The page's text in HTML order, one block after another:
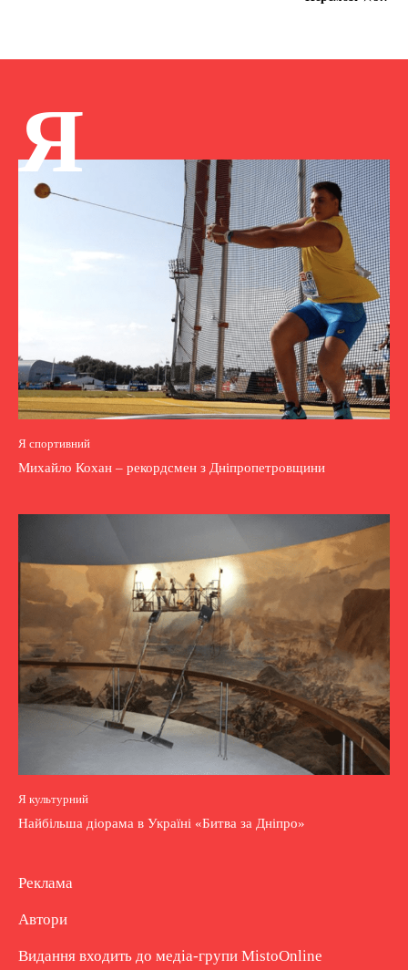
Я
Я спортивний
Михайло Кохан – рекордсмен з Дніпропетровщини
Я культурний
Найбільша діорама в Україні «Битва за Дніпро»
Реклама
Автори
Видання входить до медіа-групи MistoOnline